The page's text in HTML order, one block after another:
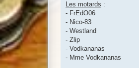
Les motards :
- FrEdO06
- Nico-83
- Westland
- Zlip
- Vodkananas
- Mme Vodkananas